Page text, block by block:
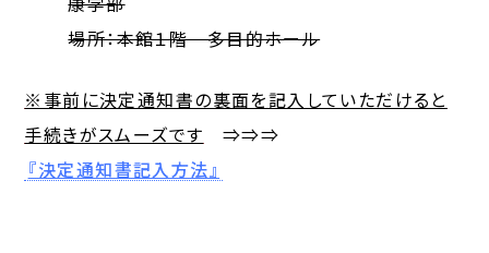
場所：本館１階 多目的ホール
※事前に決定通知書の裏面を記入していただけると
手続きがスムーズです
⇒⇒⇒
『決定通知書記入方法』